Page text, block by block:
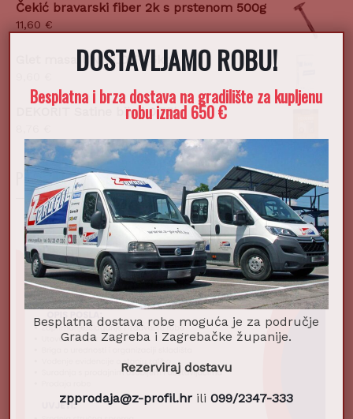
Čekić bravarski fiber 2k s prstenom 500g
11,60 €
Glet masa UNIFLOTT 5kg
DEKORIT Satine bijeli 0,75l
POSTANI DIO NAŠEG TIMA!
DOSTAVLJAMO ROBU!
Besplatna i brza dostava na gradilište za kupljenu
robu iznad 650 €
Besplatna dostava robe moguća je za područje
Grada Zagreba i Zagrebačke županije.
Rezerviraj dostavu
zpprodaja@z-profil.hr ili099/2347-333